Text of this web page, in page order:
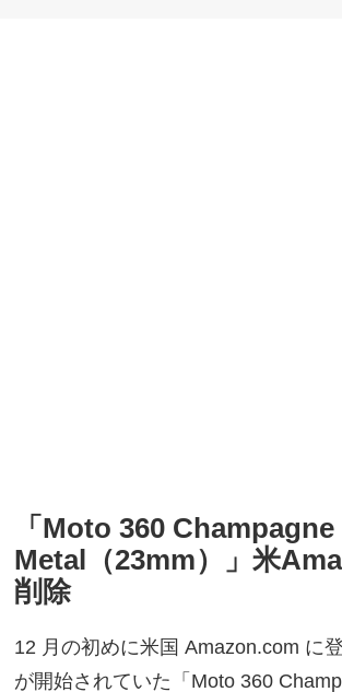
「Moto 360 Champagne
Metal（23mm）」米
削除
12 月の初めに米国 Amazon.com に
が開始されていた「Moto 360